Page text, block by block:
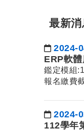
最新消
日期：
2024-
ERP軟
鑑定模組
報名繳費
日期：
2024-
112學年